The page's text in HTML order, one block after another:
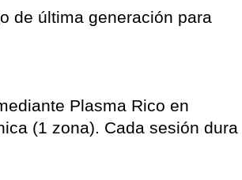
de última generación para
Plasma Rico en
(1 zona). Cada sesión dura